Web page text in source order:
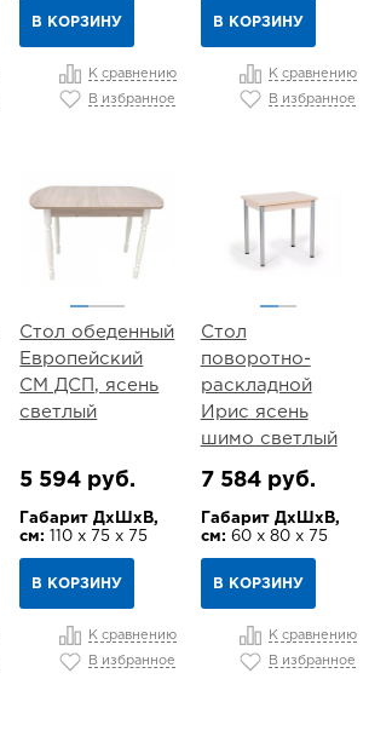
В КОРЗИНУ
К сравнению
В избранное
В КОРЗИНУ
К сравнению
В избранное
Стол обеденный
Европейский
СМ ДСП, ясень
светлый
5 594 руб.
Габарит ДхШхВ,
см:
110 х 75 х 75
В КОРЗИНУ
К сравнению
В избранное
Стол
поворотно-
раскладной
Ирис ясень
шимо светлый
7 584 руб.
Габарит ДхШхВ,
см: 60 х 80 х 75
В КОРЗИНУ
К сравнению
В избранное